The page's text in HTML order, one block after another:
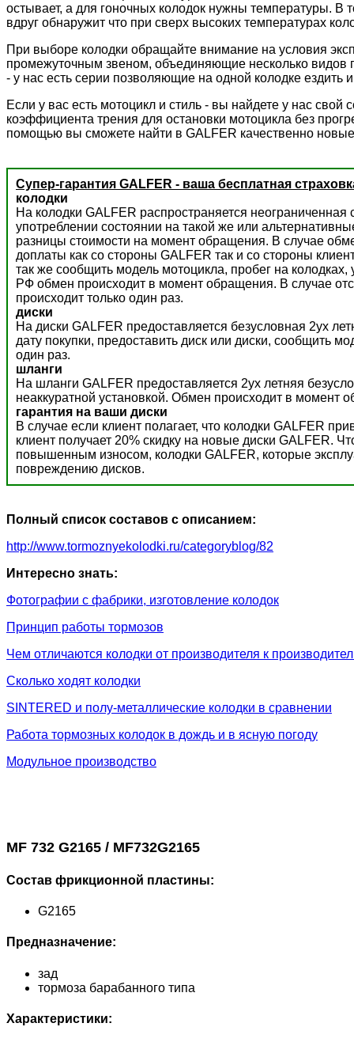
остывает, а для гоночных колодок нужны температуры. В
вдруг обнаружит что при сверх высоких температурах
При выборе колодки обращайте внимание на условия
промежуточным звеном, объединяющие несколько видов
- у нас есть серии позволяющие на одной колодке ездить
Если у вас есть мотоцикл и стиль - вы найдете у нас
коэффициента трения для остановки мотоцикла без
помощью вы сможете найти в GALFER качественно
Супер-гарантия GALFER - ваша бесплатная
колодки
На колодки GALFER распространяется
употреблении состоянии на такой же или
разницы стоимости на момент обращения. В случае
доплаты как со стороны GALFER так и со стороны
так же сообщить модель мотоцикла, пробег на
РФ обмен происходит в момент обращения. В случае
происходит только один раз.
диски
На диски GALFER предоставляется безусловная 2ух
дату покупки, предоставить диск или диски, сообщить
один раз.
шланги
На шланги GALFER предоставляется 2ух летняя
неаккуратной установкой. Обмен происходит в момент
гарантия на ваши диски
В случае если клиент полагает, что колодки GALFER
клиент получает 20% скидку на новые диски GALFER.
повышенным износом, колодки GALFER, которые
повреждению дисков.
Полный список составов с описанием:
http://www.tormoznyekolodki.ru/categoryblog/82
Интересно знать:
Фотографии с фабрики, изготовление колодок
Принцип работы тормозов
Чем отличаются колодки от производителя к
Сколько ходят колодки
SINTERED и полу-металлические колодки в сравнении
Работа тормозных колодок в дождь и в ясную погоду
Модульное производство
MF 732 G2165 / MF732G2165
Состав фрикционной пластины:
G2165
Предназначение:
зад
тормоза барабанного типа
Характеристики: